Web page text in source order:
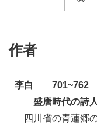
作者
李白 701~762
盛唐時代の詩人
四川省の青蓮郷